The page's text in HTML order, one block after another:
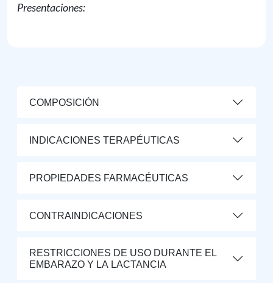
Presentaciones:
COMPOSICIÓN
INDICACIONES TERAPÉUTICAS
PROPIEDADES FARMACÉUTICAS
CONTRAINDICACIONES
RESTRICCIONES DE USO DURANTE EL
EMBARAZO Y LA LACTANCIA